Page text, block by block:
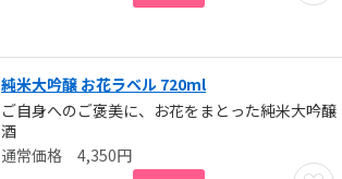
純米大吟醸 お花ラベル 720ml
ご自身へのご褒美に、お花をまとった純米大吟醸
酒
お気
4,350円